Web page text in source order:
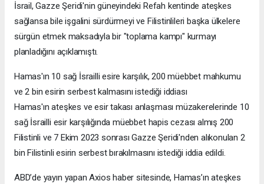
İsrail, Gazze Şeridi'nin güneyindeki Refah kentinde ateşkes
sağlansa bile işgalini sürdürmeyi ve Filistinlileri başka ülkelere
sürgün etmek maksadıyla bir "toplama kampı" kurmayı
planladığını açıklamıştı.
Hamas'ın 10 sağ İsrailli esire karşılık, 200 müebbet mahkumu
ve 2 bin esirin serbest kalmasını istediği iddiası
Hamas'ın ateşkes ve esir takası anlaşması müzakerelerinde 10
sağ İsrailli esir karşılığında müebbet hapis cezası almış 200
Filistinli ve 7 Ekim 2023 sonrası Gazze Şeridi'nden alıkonulan 2
bin Filistinli esirin serbest bırakılmasını istediği iddia edildi.
ABD’de yayın yapan Axios haber sitesinde, Hamas’ın ateşkes